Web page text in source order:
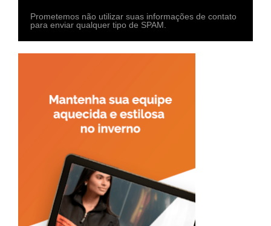
Prometemos não utilizar suas informações de contato
para enviar qualquer tipo de SPAM.